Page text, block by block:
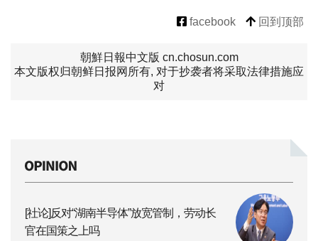
facebook 回到顶部
朝鮮日報中文版 cn.chosun.com
本文版权归朝鲜日报网所有, 对于抄袭者将采取法律措施应
对
[社论]反对“湖南半导体”放宽管制，劳动长
官在国策之上吗